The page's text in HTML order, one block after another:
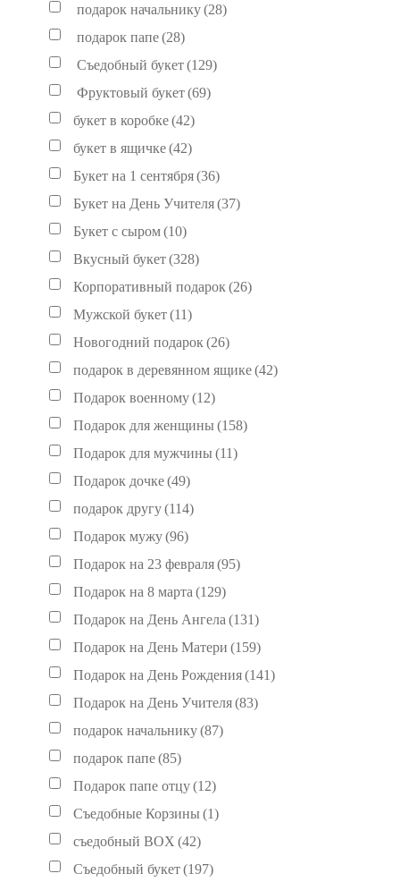
подарок начальнику(28)
подарок папе(28)
Съедобный букет(129)
Фруктовый букет(69)
букет в коробке(42)
букет в ящичке(42)
Букет на 1 сентября(36)
Букет на День Учителя(37)
Букет с сыром(10)
Вкусный букет(328)
Корпоративный подарок (26)
Мужской букет(11)
Новогодний подарок (26)
подарок в деревянном ящике(42)
Подарок военному(12)
Подарок для женщины (158)
Подарок для мужчины (11)
Подарок дочке(49)
подарок другу(114)
Подарок мужу(96)
Подарок на 23 февраля(95)
Подарок на 8 марта (129)
Подарок на День Ангела (131)
Подарок на День Матери (159)
Подарок на День Рождения(141)
Подарок на День Учителя(83)
подарок начальнику(87)
подарок папе(85)
Подарок папе отцу(12)
Съедобные Корзины (1)
съедобный BOX (42)
Съедобный букет(197)